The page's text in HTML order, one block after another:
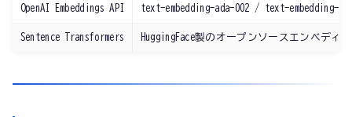
OpenAI Embeddings API text-embedding-ada-002 / text-embedding-3
Sentence Transformers HuggingFace製のオープンソースエンベディ